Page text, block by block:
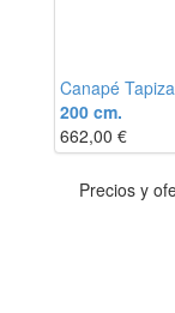
Canapé
200 cm.
662,00 €
Precios y